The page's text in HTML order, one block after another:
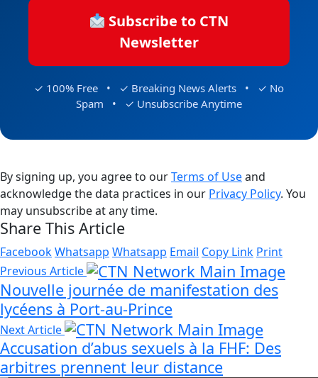
Subscribe to CTN
Newsletter
✓ 100% Free • ✓ Breaking News Alerts • ✓ No
Spam • ✓ Unsubscribe Anytime
By signing up, you agree to ourTerms of Useand
acknowledge the data practices in our Privacy Policy. You
may unsubscribe at any time.
Share This Article
FacebookWhatsapp Whatsapp Email Copy Link Print
Previous Article
Nouvelle journée de manifestation des
lycéens à Port-au-Prince
Next Article
Accusation d’abus sexuels à la FHF: Des
arbitres prennent leur distance